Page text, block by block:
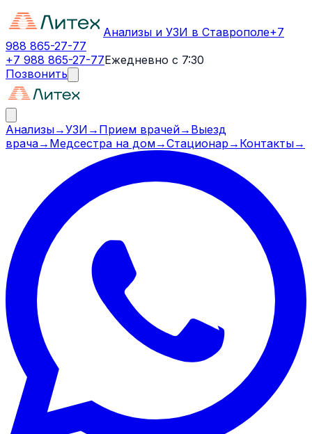
Анализы и УЗИ в Ставрополе+7
988 865-27-77
+7 988 865-27-77Ежедневно с 7:30
Позвонить
Анализы→УЗИ → Прием врачей→ Выезд
врача→ Медсестра на дом→Стационар → Контакты→